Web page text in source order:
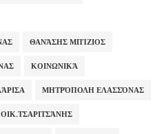
ΘΑΝΆΣΗΣ ΜΠΊΖΙΟΣ
ΚΟΙΝΩΝΙΚΆ
ΜΗΤΡΌΠΟΛΗ ΕΛΑΣΣΌΝΑΣ
ΟΙΚ.ΤΣΑΡΙΤΣΆΝΗΣ